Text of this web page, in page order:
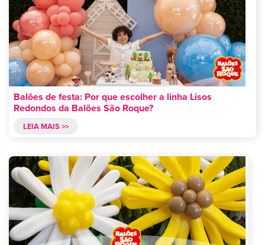
Balões de festa: Por que escolher a linha Lisos
Redondos da Balões São Roque?
LEIA MAIS >>